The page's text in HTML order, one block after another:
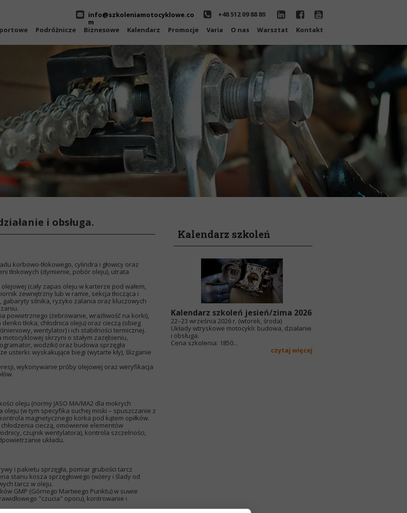
Podróżnicze Biznesowe Kalendarz Promocje Varia O nas Warsztat Kontakt
info@szkoleniamotocyklowe.co
m
+48 512 09 88 89
korbowo-tłokowego, cylindra i głowicy oraz
tłokowych (dymienie, pobór oleju), utrata
(cały zapas oleju w karterze pod wałem,
zewnętrzny lub w ramie, sekcja tłocząca i
gabaryty silnika, ryzyko zalania oraz kluczowych
powietrznego (żebrowanie, wrażliwość na korki),
tłoka, chłodnica oleju) oraz cieczą (obieg
wentylator) i ich stabilności termicznej.
motocyklowej skrzyni o stałym zazębieniu,
wodziki) oraz budowa sprzęgła
usterki: wyskakujące biegi (wytarte kły), ślizganie
wykonywanie próby olejowej oraz weryfikacja
oleju (normy JASO MA/MA2 dla mokrych
oleju (w tym specyfika suchej miski – spuszczanie z
magnetycznego korka pod kątem opiłków.
chłodzenia cieczą, omówienie elementów
czujnik wentylatora), kontrola szczelności,
układu.
i pakietu sprzęgła, pomiar grubości tarcz
stanu kosza sprzęgłowego (wżery i ślady od
tarcz w oleju.
GMP (Górnego Martwego Punktu) w suwie
"czucia" oporu), kontrowanie i
i obsługa.
Kalendarz szkoleń jesień/zima 2026
22–23 września 2026 r. (wtorek, środa)
Układy wtryskowe motocykli: budowa, działanie
i obsługa.
Cena szkolenia: 1850...
czytaj więcej
Kalendarz szkoleń